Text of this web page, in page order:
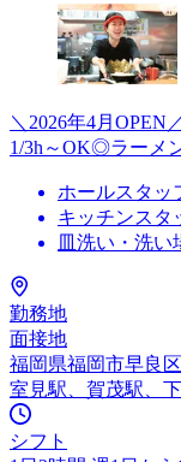
＼2026年4月
1/3h～OK◎ラーメ
ホールスタッ
キッチンスタ
皿洗い・洗い
勤務地
面接地
福岡県福岡市早良
室見駅、賀茂駅、
シフト